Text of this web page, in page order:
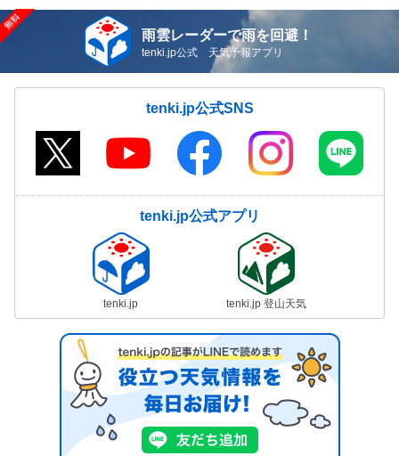
雨雲レーダーで雨を回避！
tenki.jp公式 天気予報アプリ
tenki.jp公式SNS
tenki.jp公式アプリ
tenki.jp tenki.jp 登山天気